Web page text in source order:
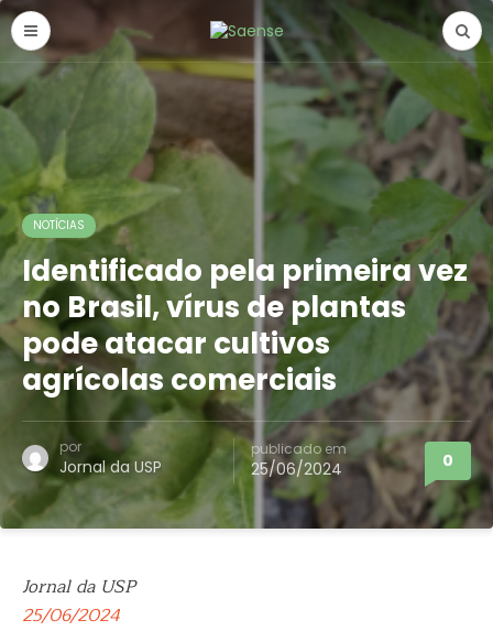
NOTÍCIAS
Identificado pela primeira vez
no Brasil, vírus de plantas
pode atacar cultivos
agrícolas comerciais
por
Jornal da USP
publicado em
25/06/2024 0
Jornal da USP
25/06/2024